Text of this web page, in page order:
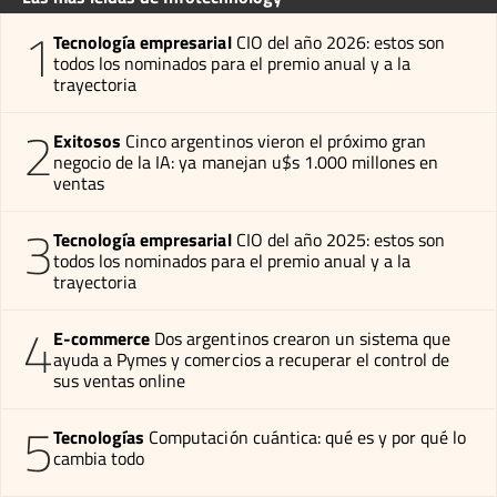
1 Tecnología empresarial CIO del año 2026: estos son
todos los nominados para el premio anual y a la
trayectoria
2Exitosos Cinco argentinos vieron el próximo gran
negocio de la IA: ya manejan u$s 1.000 millones en
ventas
3Tecnología empresarial CIO del año 2025: estos son
todos los nominados para el premio anual y a la
trayectoria
4E-commerce Dos argentinos crearon un sistema que
ayuda a Pymes y comercios a recuperar el control de
sus ventas online
5Tecnologías Computación cuántica: qué es y por qué lo
cambia todo